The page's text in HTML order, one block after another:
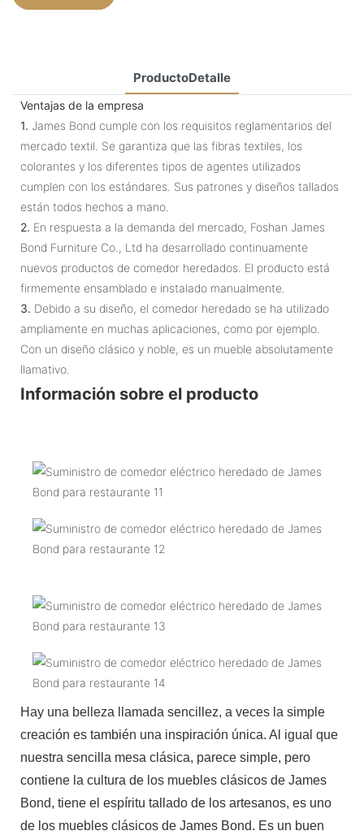
ProductoDetalle
Ventajas de la empresa
1. James Bond cumple con los requisitos reglamentarios del
mercado textil. Se garantiza que las fibras textiles, los
colorantes y los diferentes tipos de agentes utilizados
cumplen con los estándares. Sus patrones y diseños tallados
están todos hechos a mano.
2. En respuesta a la demanda del mercado, Foshan James
Bond Furniture Co., Ltd ha desarrollado continuamente
nuevos productos de comedor heredados. El producto está
firmemente ensamblado e instalado manualmente.
3. Debido a su diseño, el comedor heredado se ha utilizado
ampliamente en muchas aplicaciones, como por ejemplo.
Con un diseño clásico y noble, es un mueble absolutamente
llamativo.
Información sobre el producto
Hay una belleza llamada sencillez, a veces la simple
creación es también una inspiración única. Al igual que
nuestra sencilla mesa clásica, parece simple, pero
contiene la cultura de los muebles clásicos de James
Bond, tiene el espíritu tallado de los artesanos, es uno
de los muebles clásicos de James Bond. Es un buen